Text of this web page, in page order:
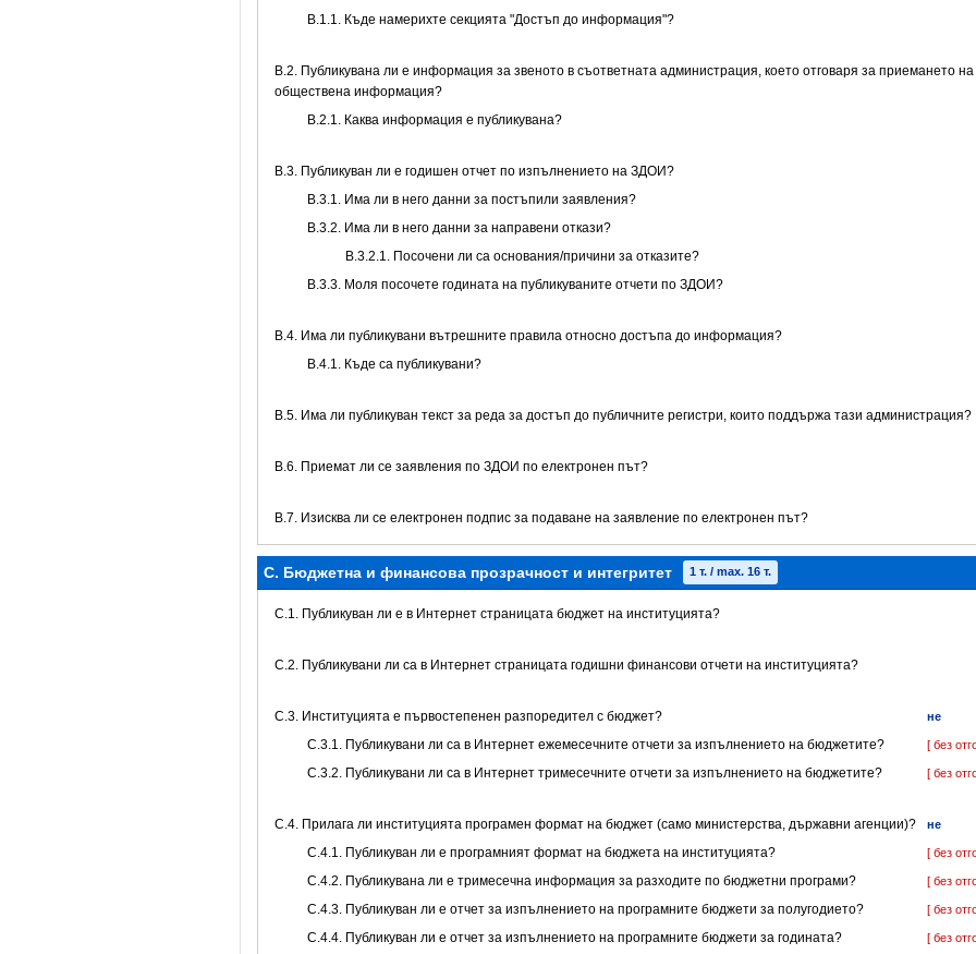
В.1.1. Къде намерихте секцията "Достъп до информация"?
В.2. Публикувана ли е информация за звеното в съответната администрация, което отговаря за приемането
обществена информация?
B.2.1. Каква информация е публикувана?
В.3. Публикуван ли е годишен отчет по изпълнението на ЗДОИ?
В.3.1. Има ли в него данни за постъпили заявления?
В.3.2. Има ли в него данни за направени откази?
В.3.2.1. Посочени ли са основания/причини за отказите?
В.3.3. Моля посочете годината на публикуваните отчети по ЗДОИ?
В.4. Има ли публикувани вътрешните правила относно достъпа до информация?
В.4.1. Къде са публикувани?
В.5. Има ли публикуван текст за реда за достъп до публичните регистри, които поддържа тази администрация?
В.6. Приемат ли се заявления по ЗДОИ по електронен път?
В.7. Изисква ли се електронен подпис за подаване на заявление по електронен път?
C. Бюджетна и финансова прозрачност и интегритет 1 т. / max. 16 т.
C.1. Публикуван ли е в Интернет страницата бюджет на институцията?
C.2. Публикувани ли са в Интернет страницата годишни финансови отчети на институцията?
C.3. Институцията е първостепенен разпоредител с бюджет? не
С.3.1. Публикувани ли са в Интернет ежемесечните отчети за изпълнението на бюджетите? [ без
С.3.2. Публикувани ли са в Интернет тримесечните отчети за изпълнението на бюджетите? [ без
С.4. Прилага ли институцията програмен формат на бюджет (само министерства, държавни агенции)? не
С.4.1. Публикуван ли е програмният формат на бюджета на институцията? [ без
С.4.2. Публикувана ли е тримесечна информация за разходите по бюджетни програми? [ без
С.4.3. Публикуван ли е отчет за изпълнението на програмните бюджети за полугодието? [ без
С.4.4. Публикуван ли е отчет за изпълнението на програмните бюджети за годината? [ без